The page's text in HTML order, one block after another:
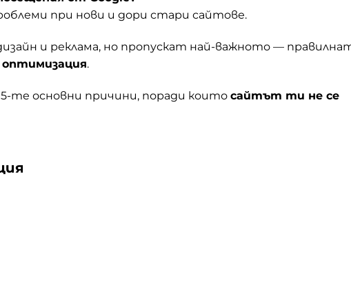
при нови и дори стари сайтове.
и реклама, но пропускат най-важното —
.
те основни причини, поради които сайтът ти не се